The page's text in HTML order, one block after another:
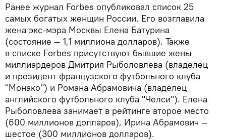
Ранее журнал Forbes опубликовал список 25
самых богатых женщин России. Его возглавила
жена экс-мэра Москвы Елена Батурина
(состояние — 1,1 миллиона долларов). Также
в списке Forbes присутствуют бывшие жены
миллиардеров Дмитрия Рыболовлева (владелец
и президент французского футбольного клуба
"Монако") и Романа Абрамовича (владелец
английского футбольного клуба "Челси"). Елена
Рыболовлева занимает в рейтинге второе место
(600 миллионов долларов), Ирина Абрамович —
шестое (300 миллионов долларов).